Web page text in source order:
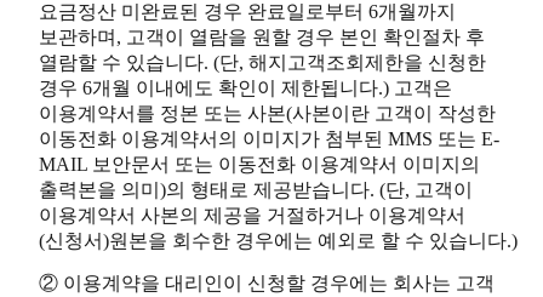
요금정산 미완료된 경우 완료일로부터 6개월까지
보관하며, 고객이 열람을 원할 경우 본인 확인절차 후
열람할 수 있습니다. (단, 해지고객조회제한을 신청한
경우 6개월 이내에도 확인이 제한됩니다.) 고객은
이용계약서를 정본 또는 사본(사본이란 고객이 작성한
이동전화 이용계약서의 이미지가 첨부된 MMS 또는 E-
MAIL 보안문서 또는 이동전화 이용계약서 이미지의
출력본을 의미)의 형태로 제공받습니다. (단, 고객이
이용계약서 사본의 제공을 거절하거나 이용계약서
(신청서)원본을 회수한 경우에는 예외로 할 수 있습니다.)
② 이용계약을 대리인이 신청할 경우에는 회사는 고객